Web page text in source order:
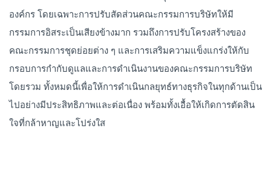
องค์กร โดยเฉพาะการปรับสัดส่วนคณะกรรมการบริษัทให้มี
กรรมการอิสระเป็นเสียงข้างมาก รวมถึงการปรับโครงสร้างของ
คณะกรรมการชุดย่อยต่าง ๆ และการเสริมความแข็งแกร่งให้กับ
กรอบการกำกับดูแลและการดำเนินงานของคณะกรรมการบริษัท
โดยรวม ทั้งหมดนี้เพื่อให้การดำเนินกลยุทธ์ทางธุรกิจในทุกด้านเป็น
ไปอย่างมีประสิทธิภาพและต่อเนื่อง พร้อมทั้งเอื้อให้เกิดการตัดสิน
ใจที่กล้าหาญและโปร่งใส